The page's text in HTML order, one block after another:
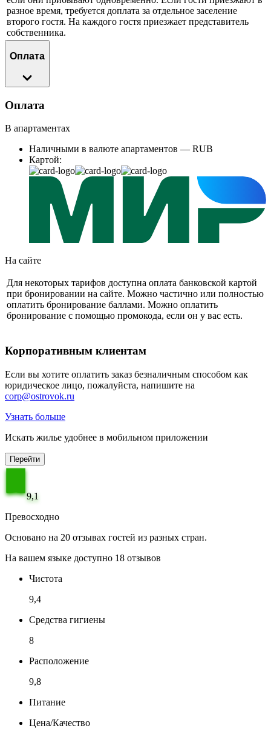
разное время, требуется доплата за отдельное заселение
второго гостя. На каждого гостя приезжает представитель
собственника.
Оплата
Оплата
В апартаментах
Наличными в валюте апартаментов — RUB
Картой:
На сайте
Для некоторых тарифов доступна оплата банковской картой
при бронировании на сайте. Можно частично или полностью
оплатить бронирование баллами. Можно оплатить
бронирование с помощью промокода, если он у вас есть.
Корпоративным клиентам
Если вы хотите оплатить заказ безналичным способом как
юридическое лицо, пожалуйста, напишите на
corp@ostrovok.ru
Узнать больше
Искать жилье удобнее в мобильном приложении
Перейти
9,1
Превосходно
Основано на 20 отзывах гостей из разных стран.
На вашем языке доступно 18 отзывов
Чистота
9,4
Средства гигиены
8
Расположение
9,8
Питание
Цена/Качество